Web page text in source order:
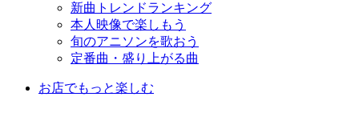
新曲トレンドランキング
本人映像で楽しもう
旬のアニソンを歌おう
定番曲・盛り上がる曲
お店でもっと楽しむ